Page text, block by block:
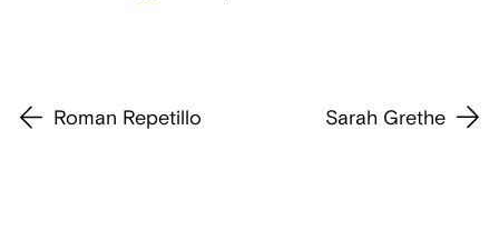
Roman Repetillo Sarah Grethe